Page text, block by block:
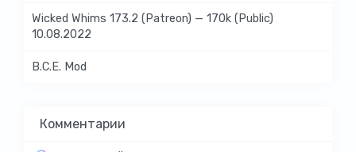
Wicked Whims 173.2 (Patreon) — 170k (Public)
10.08.2022
B.C.E. Mod
Комментарии